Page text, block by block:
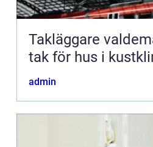
Takläggare
tak för hus i
admin